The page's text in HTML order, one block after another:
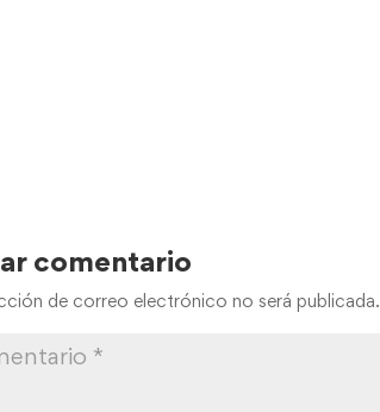
comentario
de correo electrónico no será publicada.